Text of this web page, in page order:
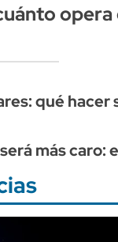
qué
más caro: